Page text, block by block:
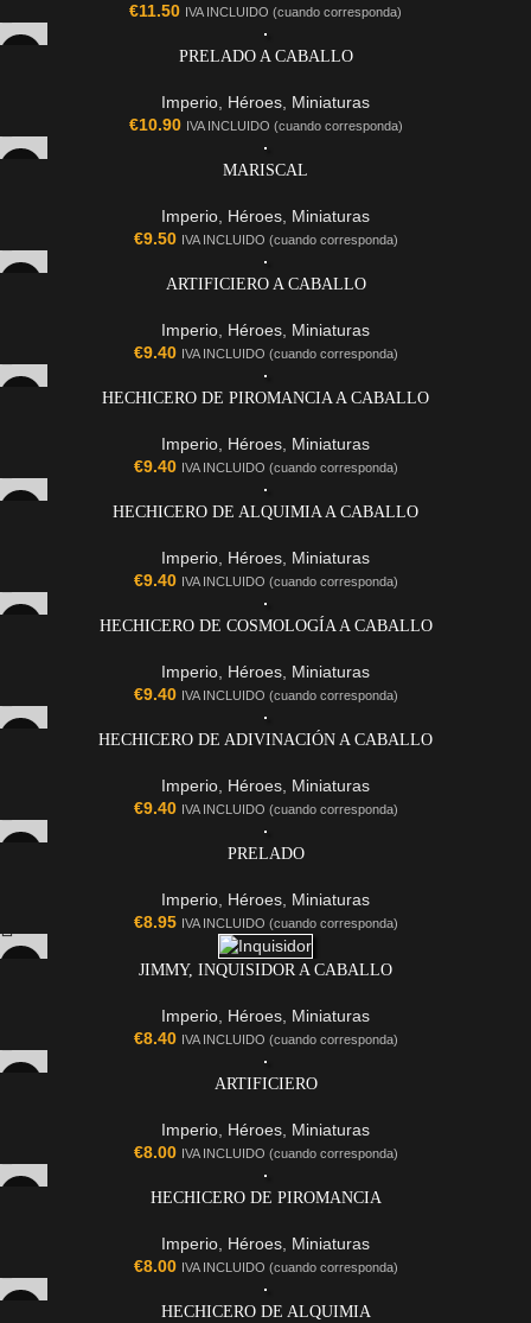
€11.50 IVA INCLUIDO (cuando corresponda)
PRELADO A CABALLO
Imperio Héroes Miniaturas
€10.90 IVA INCLUIDO (cuando corresponda)
MARISCAL
Imperio Héroes Miniaturas
€9.50 IVA INCLUIDO (cuando corresponda)
ARTIFICIERO A CABALLO
Imperio Héroes Miniaturas
€9.40 IVA INCLUIDO (cuando corresponda)
HECHICERO DE PIROMANCIA A CABALLO
Imperio Héroes Miniaturas
€9.40 IVA INCLUIDO (cuando corresponda)
HECHICERO DE ALQUIMIA A CABALLO
Imperio Héroes Miniaturas
€9.40 IVA INCLUIDO (cuando corresponda)
HECHICERO DE COSMOLOGÍA A CABALLO
Imperio Héroes Miniaturas
€9.40 IVA INCLUIDO (cuando corresponda)
HECHICERO DE ADIVINACIÓN A CABALLO
Imperio Héroes Miniaturas
€9.40 IVA INCLUIDO (cuando corresponda)
PRELADO
Imperio Héroes Miniaturas
€8.95 IVA INCLUIDO (cuando corresponda)
JIMMY, INQUISIDOR A CABALLO
Imperio Héroes Miniaturas
€8.40 IVA INCLUIDO (cuando corresponda)
ARTIFICIERO
Imperio Héroes Miniaturas
€8.00 IVA INCLUIDO (cuando corresponda)
HECHICERO DE PIROMANCIA
Imperio Héroes Miniaturas
€8.00 IVA INCLUIDO (cuando corresponda)
HECHICERO DE ALQUIMIA